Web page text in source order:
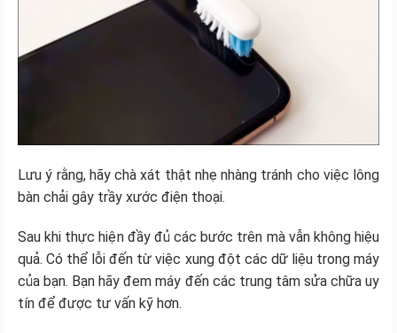
Lưu ý rằng, hãy chà xát thật nhẹ nhàng tránh cho việc lông
bàn chải gây trầy xước điện thoại.
Sau khi thực hiện đầy đủ các bước trên mà vẫn không hiệu
quả. Có thể lỗi đến từ việc xung đột các dữ liệu trong máy
của bạn. Bạn hãy đem máy đến các trung tâm sửa chữa uy
tín để được tư vấn kỹ hơn.